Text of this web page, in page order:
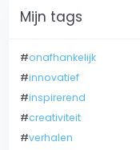
Mijn tags
#onafhankelijk
#innovatief
#inspirerend
#creativiteit
#verhalen